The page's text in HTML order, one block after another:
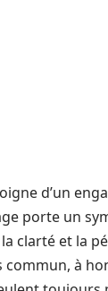
d’un
porte un
clarté et la
à